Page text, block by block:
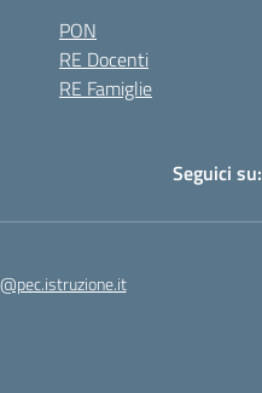
PON
RE Docenti
RE Famiglie
Seguici su: